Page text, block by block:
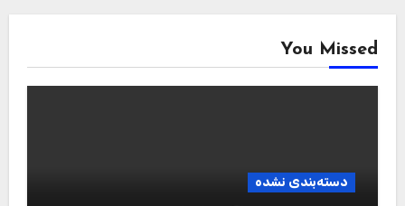
You Missed
دسته‌بندی نشده